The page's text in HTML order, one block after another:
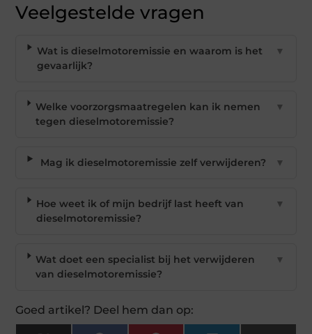
Veelgestelde vragen
Wat is dieselmotoremissie en waarom is het
gevaarlijk?
▼
Welke voorzorgsmaatregelen kan ik nemen
tegen dieselmotoremissie?
▼
Mag ik dieselmotoremissie zelf verwijderen? ▼
Hoe weet ik of mijn bedrijf last heeft van
dieselmotoremissie?
▼
Wat doet een specialist bij het verwijderen
van dieselmotoremissie?
▼
Goed artikel? Deel hem dan op: